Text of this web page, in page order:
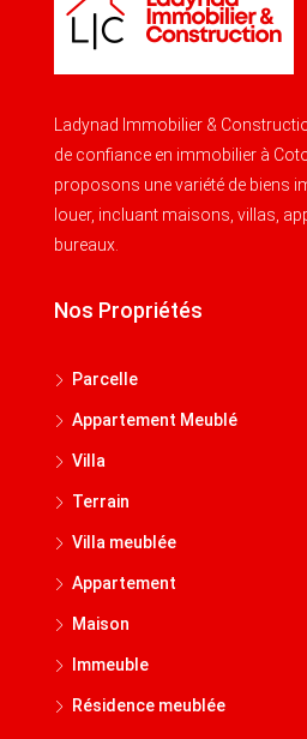
Ladynad Immobilier &
de confiance en immobilier à
proposons une variété de biens
louer, incluant maisons, villas,
bureaux.
Nos Propriétés
Parcelle
Appartement Meublé
Villa
Terrain
Villa meublée
Appartement
Maison
Immeuble
Résidence meublée